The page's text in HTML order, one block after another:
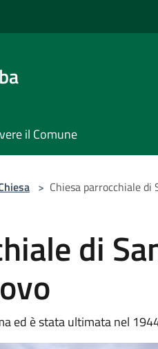
il Comune
> Chiesa parrocchiale di
di
ed è stata ultimata nel